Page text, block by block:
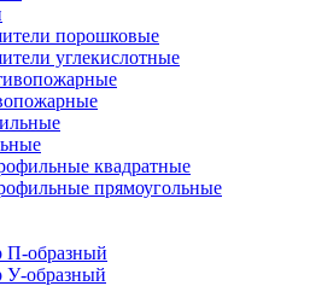
порошковые
углекислотные
квадратные
прямоугольные
П-образный
У-образный